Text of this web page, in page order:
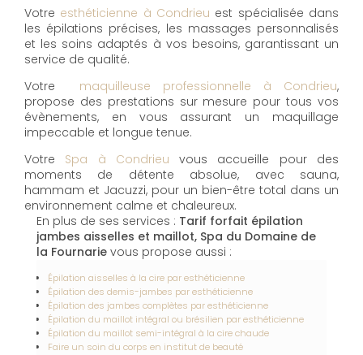
Votre esthéticienne à Condrieu est spécialisée dans
les épilations précises, les massages personnalisés
et les soins adaptés à vos besoins, garantissant un
service de qualité.
Votre maquilleuse professionnelle à Condrieu,
propose des prestations sur mesure pour tous vos
évènements, en vous assurant un maquillage
impeccable et longue tenue.
Votre Spa à Condrieu vous accueille pour des
moments de détente absolue, avec sauna,
hammam et Jacuzzi, pour un bien-être total dans un
environnement calme et chaleureux.
En plus de ses services : Tarif forfait épilation
jambes aisselles et maillot, Spa du Domaine de
la Fournarie vous propose aussi :
Épilation aisselles à la cire par esthéticienne
Épilation des demis-jambes par esthéticienne
Épilation des jambes complètes par esthéticienne
Épilation du maillot intégral ou brésilien par esthéticienne
Épilation du maillot semi-intégral à la cire chaude
Faire un soin du corps en institut de beauté